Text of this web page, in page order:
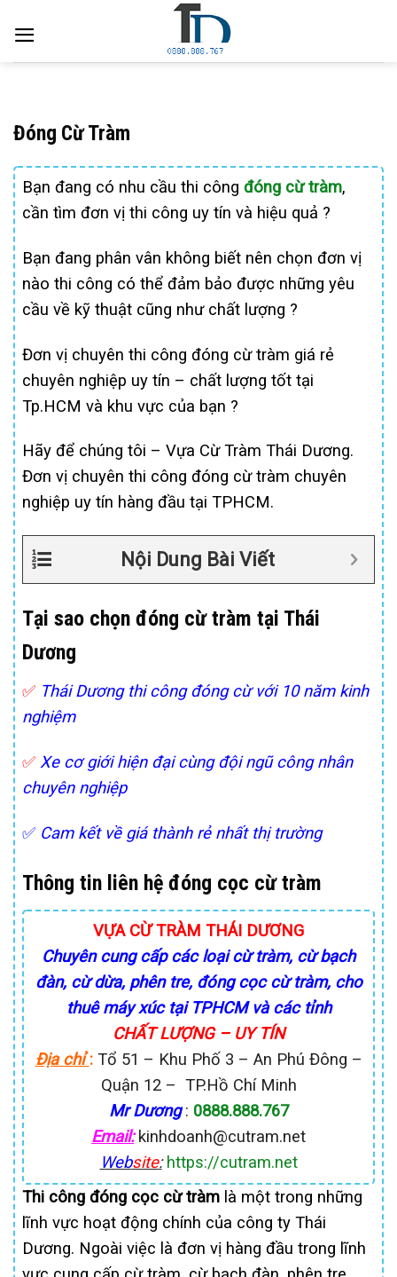
Đóng Cừ Tràm
Bạn đang có nhu cầu thi công đóng cừ tràm,
cần tìm đơn vị thi công uy tín và hiệu quả ?
Bạn đang phân vân không biết nên chọn đơn vị
nào thi công có thể đảm bảo được những yêu
cầu về kỹ thuật cũng như chất lượng ?
Đơn vị chuyên thi công đóng cừ tràm giá rẻ
chuyên nghiệp uy tín – chất lượng tốt tại
Tp.HCM và khu vực của bạn ?
Hãy để chúng tôi – Vựa Cừ Tràm Thái Dương.
Đơn vị chuyên thi công đóng cừ tràm chuyên
nghiệp uy tín hàng đầu tại TPHCM.
Nội Dung Bài Viết
Tại sao chọn đóng cừ tràm tại Thái
Dương
✅ Thái Dương thi công đóng cừ với 10 năm kinh
nghiệm
✅ Xe cơ giới hiện đại cùng đội ngũ công nhân
chuyên nghiệp
✅ Cam kết về giá thành rẻ nhất thị trường
Thông tin liên hệ đóng cọc cừ tràm
VỰA CỪ TRÀM THÁI DƯƠNG
Chuyên cung cấp các loại cừ tràm, cừ bạch
đàn, cừ dừa, phên tre, đóng cọc cừ tràm, cho
thuê máy xúc tại TPHCM và các tỉnh
CHẤT LƯỢNG – UY TÍN
Địa chỉ: Tổ 51 – Khu Phố 3 – An Phú Đông –
Quận 12 – TP.Hồ Chí Minh
Mr Dương : 0888.888.767
Email:kinhdoanh@cutram.net
Website: https://cutram.net
Thi công đóng cọc cừ tràm là một trong những
lĩnh vực hoạt động chính của công ty Thái
Dương. Ngoài việc là đơn vị hàng đầu trong lĩnh